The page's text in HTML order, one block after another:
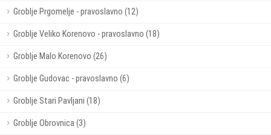
Groblje Prgomelje - pravoslavno (12)
Groblje Veliko Korenovo - pravoslavno (18)
Groblje Malo Korenovo (26)
Groblje Gudovac - pravoslavno (6)
Groblje Stari Pavljani (18)
Groblje Obrovnica (3)